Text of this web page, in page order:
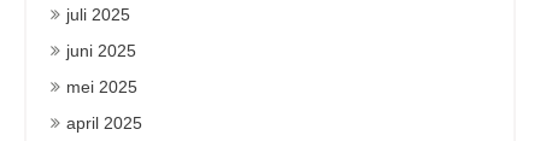
juli 2025
juni 2025
mei 2025
april 2025